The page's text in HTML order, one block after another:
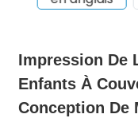
Impression De
Enfants À
Conception De